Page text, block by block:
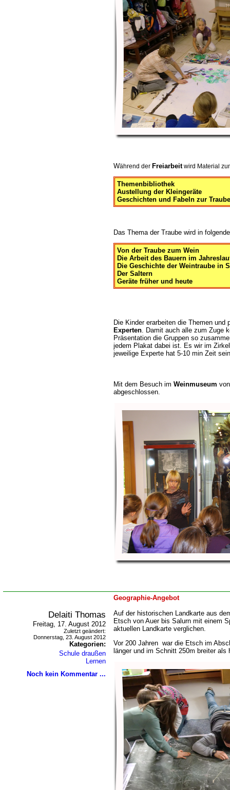
Während der Freiarbeitwird Material
Themenbibliothek
Austellung der Kleingeräte
Geschichten und Fabeln zur Traube
Das Thema der Traube wird in
Von der Traube zum Wein
Die Arbeit des Bauern im
Die Geschichte der Weintraube in
Der Saltern
Geräte früher und heute
Die Kinder erarbeiten die Themen und
Experten. Damit auch alle zum Zuge
Präsentation die Gruppen so
jedem Plakat dabei ist. Es wir im
jeweilige Experte hat 5-10 min Zeit
Mit dem Besuch im Weinmuseum
abgeschlossen.
Geographie-Angebot
Delaiti Thomas
Freitag, 17. August 2012
Zuletzt geändert:
Donnerstag, 23. August 2012
Kategorien:
Schule draußen
Lernen
Noch kein Kommentar ...
Auf der historischen Landkarte aus
Etsch von Auer bis Salurn mit einem
aktuellen Landkarte verglichen.
Vor 200 Jahren war die Etsch im
länger und im Schnitt 250m breiter als